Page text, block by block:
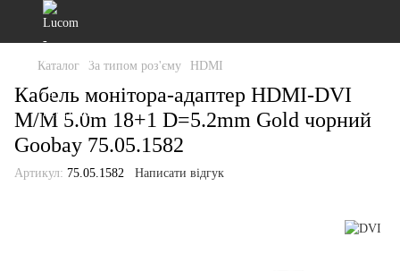
Каталог За типом роз'єму HDMI
Кабель монітора-адаптер HDMI-DVI
M/M 5.0m 18+1 D=5.2mm Gold чорний
Goobay 75.05.1582
Артикул: 75.05.1582 Написати відгук